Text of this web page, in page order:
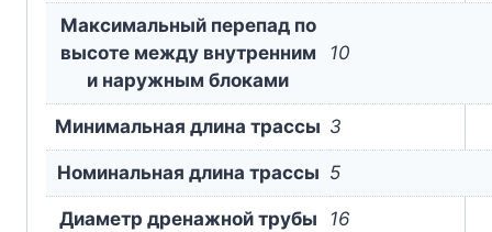
Максимальный перепад по
высоте между внутренним
и наружным блоками
10
Минимальная длина трассы 3
Номинальная длина трассы 5
Диаметр дренажной трубы 16